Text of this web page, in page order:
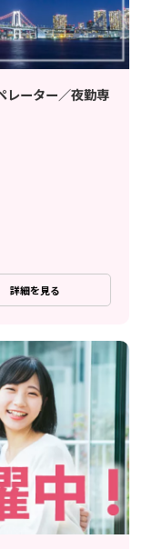
レーター／夜勤専
詳細を見る